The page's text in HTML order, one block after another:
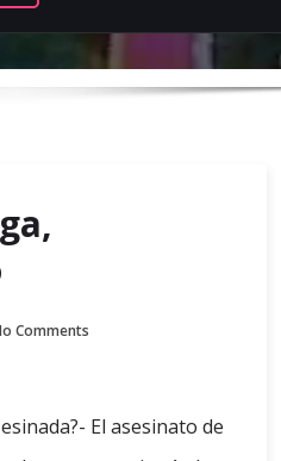
Comments
El asesinato de